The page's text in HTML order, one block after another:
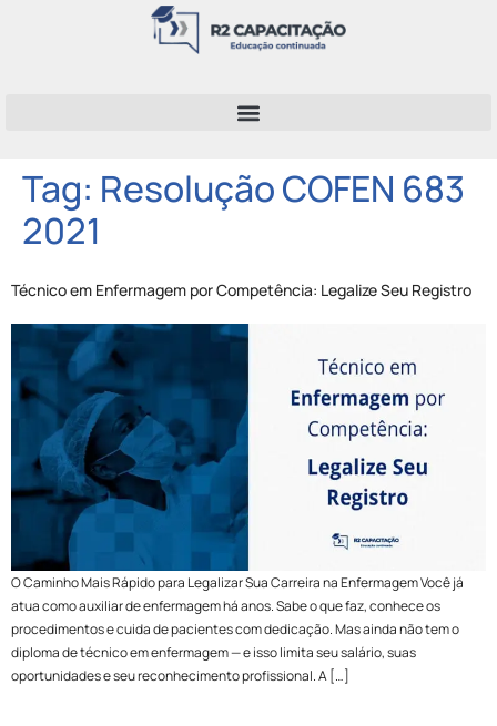
Tag: Resolução COFEN 683
2021
Técnico em Enfermagem por Competência: Legalize Seu Registro
O Caminho Mais Rápido para Legalizar Sua Carreira na Enfermagem Você já
atua como auxiliar de enfermagem há anos. Sabe o que faz, conhece os
procedimentos e cuida de pacientes com dedicação. Mas ainda não tem o
diploma de técnico em enfermagem — e isso limita seu salário, suas
oportunidades e seu reconhecimento profissional. A […]